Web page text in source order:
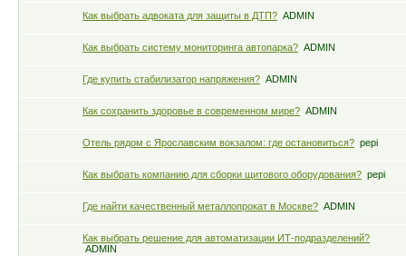
Как выбрать адвоката для защиты в ДТП? ADMIN
Как выбрать систему мониторинга автопарка? ADMIN
Где купить стабилизатор напряжения? ADMIN
Как сохранить здоровье в современном мире? ADMIN
Отель рядом с Ярославским вокзалом: где остановиться? pepi
Как выбрать компанию для сборки щитового оборудования? pepi
Где найти качественный металлопрокат в Москве? ADMIN
Как выбрать решение для автоматизации ИТ-подразделений?
ADMIN